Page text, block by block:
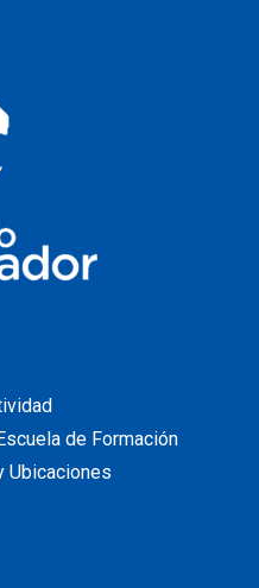
Escuela de Formación
Ubicaciones